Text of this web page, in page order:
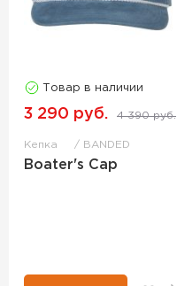
Товар в наличии
3 290 руб. 4 390 руб.
Кепка BANDED
Boater's Cap